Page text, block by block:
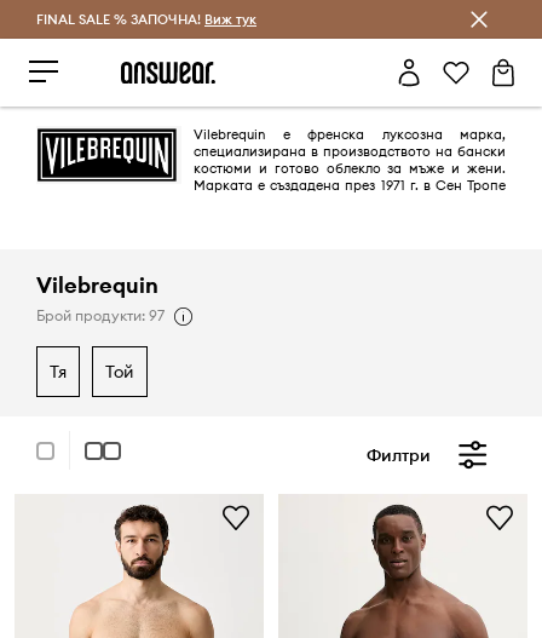
Спестявай с Answear Club
FINAL SALE % ЗАПОЧНА! Виж тук
Vilebrequin е френска луксозна марка,
специализирана в производството на бански
костюми и готово облекло за мъже и жени.
Марката е създадена през 1971 г. в Сен Тропе
Vilebrequin
Брой продукти: 97
тя той
Филтри